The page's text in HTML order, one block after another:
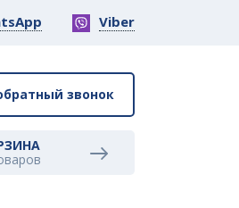
Viber
звонок